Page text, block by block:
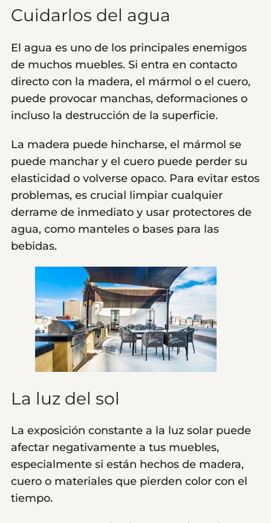
Cuidarlos del agua
El agua es uno de los principales enemigos
de muchos muebles. Si entra en contacto
directo con la madera, el mármol o el cuero,
puede provocar manchas, deformaciones o
incluso la destrucción de la superficie.
La madera puede hincharse, el mármol se
puede manchar y el cuero puede perder su
elasticidad o volverse opaco. Para evitar estos
problemas, es crucial limpiar cualquier
derrame de inmediato y usar protectores de
agua, como manteles o bases para las
bebidas.
La luz del sol
La exposición constante a la luz solar puede
afectar negativamente a tus muebles,
especialmente si están hechos de madera,
cuero o materiales que pierden color con el
tiempo.